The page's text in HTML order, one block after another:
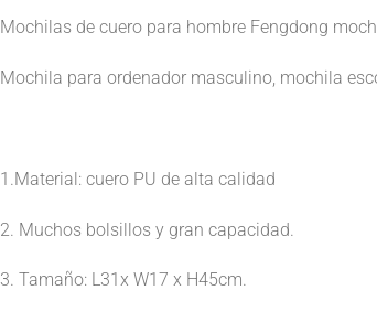
Mochilas de cuero para hombre Fengdong
Mochila para ordenador masculino, mochila
1.Material: cuero PU de alta calidad
2. Muchos bolsillos y gran capacidad.
3. Tamaño: L31x W17 x H45cm.